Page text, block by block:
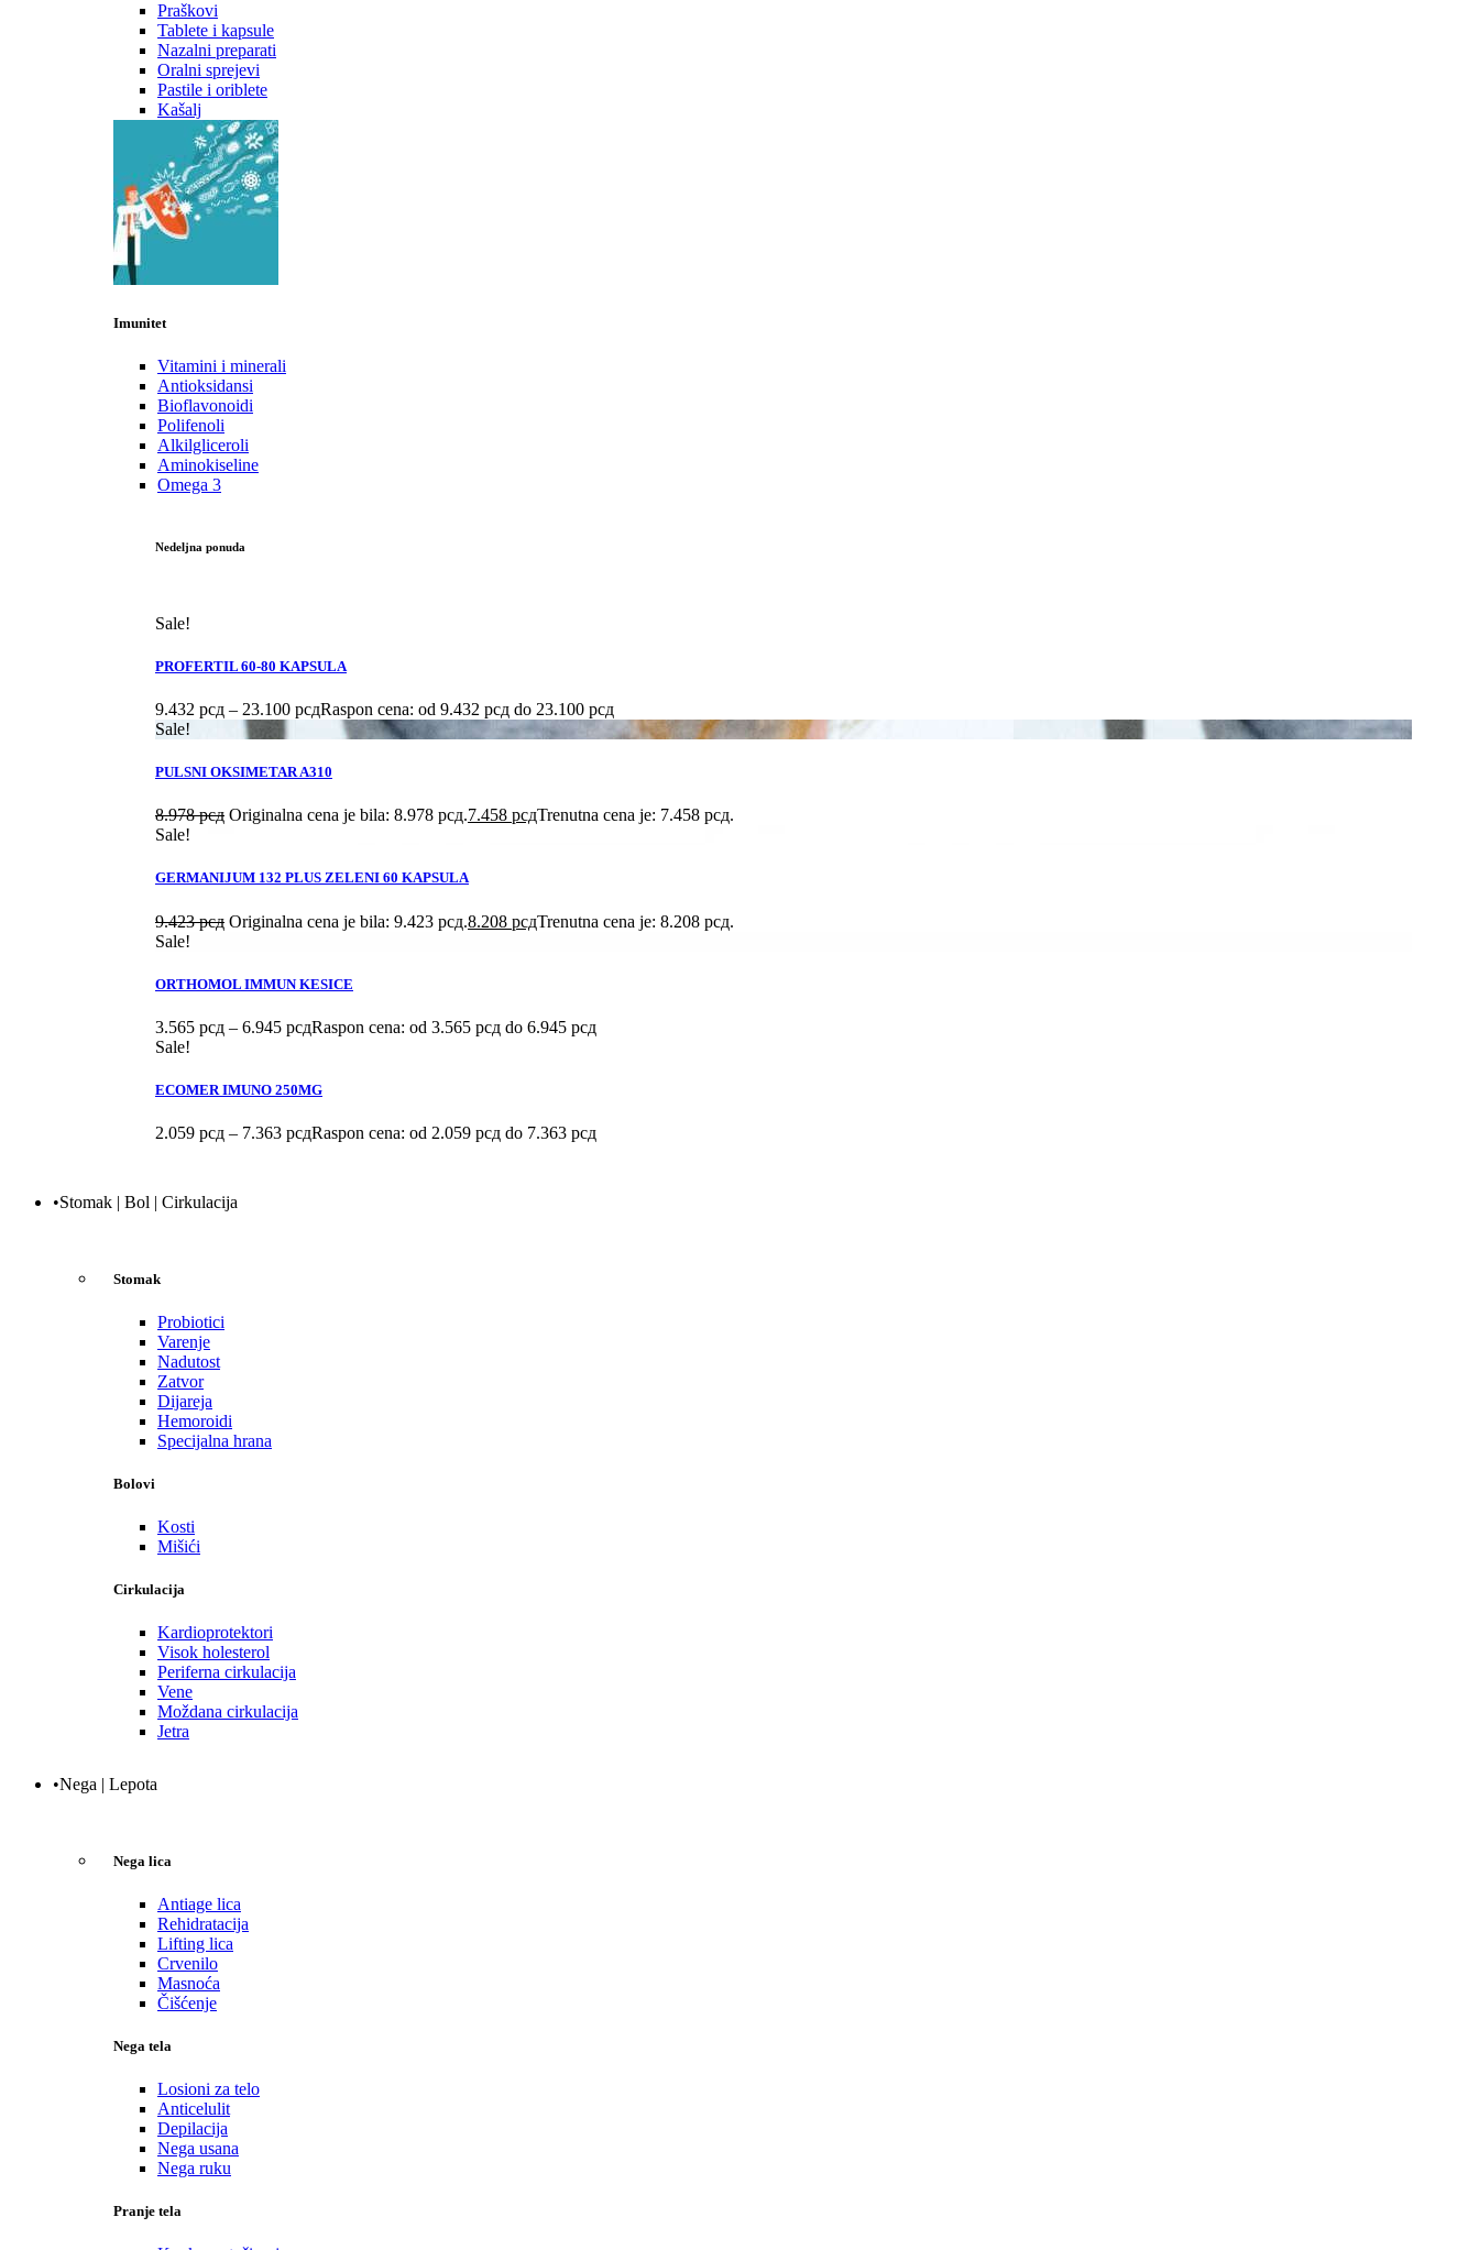
Praškovi
Tablete i kapsule
Nazalni preparati
Oralni sprejevi
Pastile i oriblete
Kašalj
Imunitet
Vitamini i minerali
Antioksidansi
Bioflavonoidi
Polifenoli
Alkilgliceroli
Aminokiseline
Omega 3
Nedeljna ponuda
Sale!
PROFERTIL 60-80 KAPSULA
9.432 рсд – 23.100 рсдRaspon cena: od 9.432 рсд do 23.100 рсд
Sale!
PULSNI OKSIMETAR A310
8.978рсд Originalna cena je bila: 8.978 рсд.7.458 рсдTrenutna cena je: 7.458 рсд.
Sale!
GERMANIJUM 132 PLUS ZELENI 60 KAPSULA
9.423рсд Originalna cena je bila: 9.423 рсд.8.208 рсдTrenutna cena je: 8.208 рсд.
Sale!
ORTHOMOL IMMUN KESICE
3.565 рсд – 6.945 рсдRaspon cena: od 3.565 рсд do 6.945 рсд
Sale!
ECOMER IMUNO 250MG
2.059 рсд – 7.363 рсдRaspon cena: od 2.059 рсд do 7.363 рсд
•Stomak | Bol | Cirkulacija
Stomak
Probiotici
Varenje
Nadutost
Zatvor
Dijareja
Hemoroidi
Specijalna hrana
Bolovi
Kosti
Mišići
Cirkulacija
Kardioprotektori
Visok holesterol
Periferna cirkulacija
Vene
Moždana cirkulacija
Jetra
•Nega | Lepota
Nega lica
Antiage lica
Rehidratacija
Lifting lica
Crvenilo
Masnoća
Čišćenje
Nega tela
Losioni za telo
Anticelulit
Depilacija
Nega usana
Nega ruku
Pranje tela